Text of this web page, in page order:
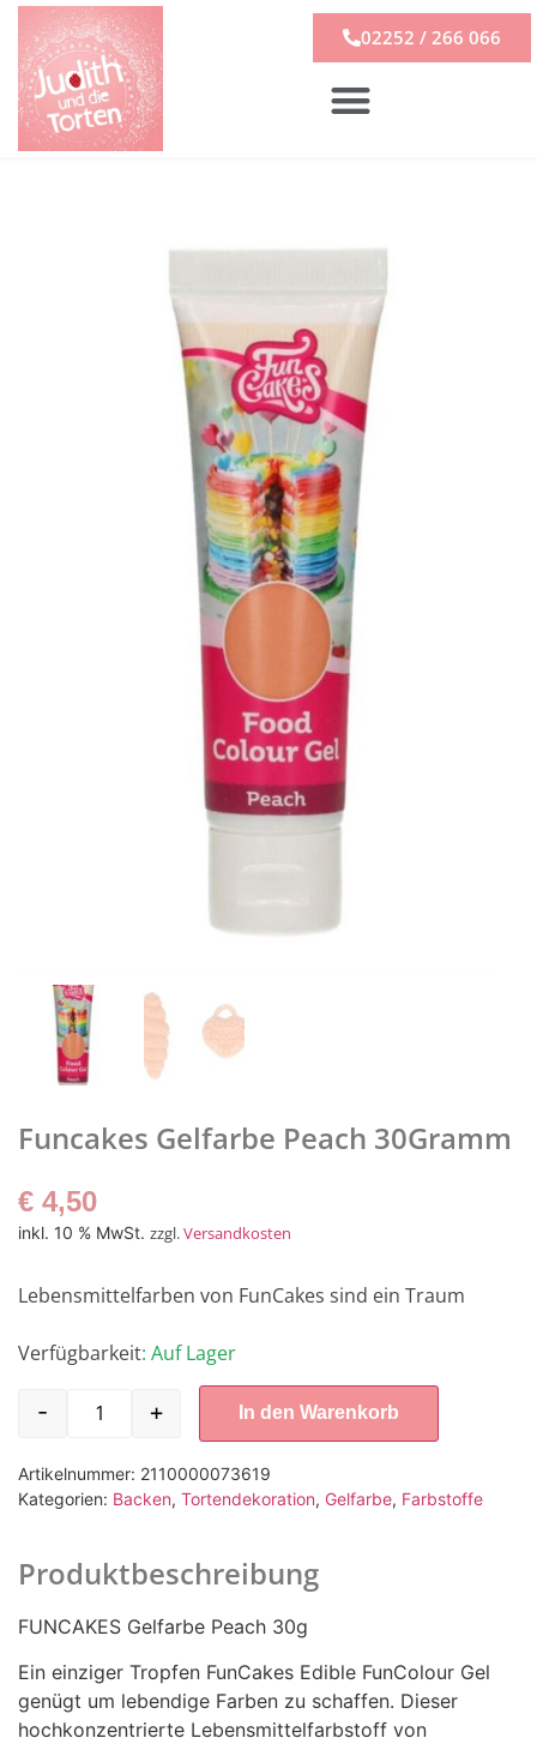
02252 / 266 066
Funcakes Gelfarbe Peach 30Gramm
€ 4,50
inkl. 10 % MwSt. zzgl.Versandkosten
Lebensmittelfarben von FunCakes sind ein Traum
Verfügbarkeit: Auf Lager
- + In den Warenkorb
Artikelnummer: 2110000073619
Kategorien: Backen, Tortendekoration, Gelfarbe, Farbstoffe
Produktbeschreibung
FUNCAKES Gelfarbe Peach 30g
Ein einziger Tropfen FunCakes Edible FunColour Gel
genügt um lebendige Farben zu schaffen. Dieser
hochkonzentrierte Lebensmittelfarbstoff von